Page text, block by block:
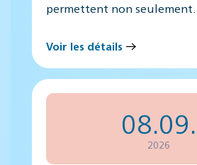
permettent non seulement…
Voir les détails
08.09.
2026